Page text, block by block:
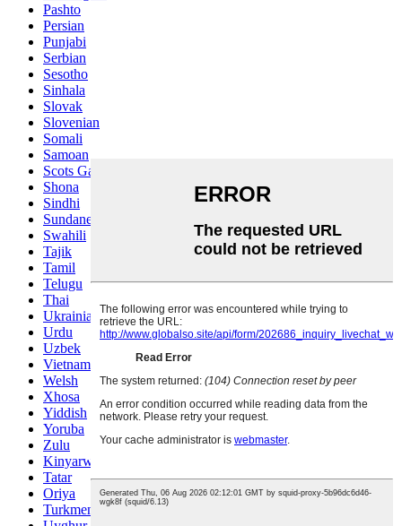
Pashto
Persian
Punjabi
Serbian
Sesotho
Sinhala
Slovak
Slovenian
Somali
Samoan
Scots Gaelic
Shona
Sindhi
Sundanese
Swahili
Tajik
Tamil
Telugu
Thai
Ukrainian
Urdu
Uzbek
Vietnamese
Welsh
Xhosa
Yiddish
Yoruba
Zulu
Kinyarwanda
Tatar
Oriya
Turkmen